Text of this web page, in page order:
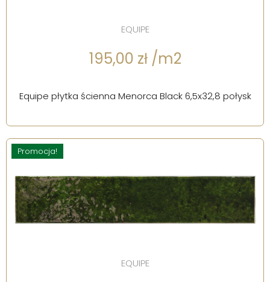
EQUIPE
195,00 zł /m2
Equipe płytka ścienna Menorca Black 6,5x32,8 połysk
Promocja!
EQUIPE